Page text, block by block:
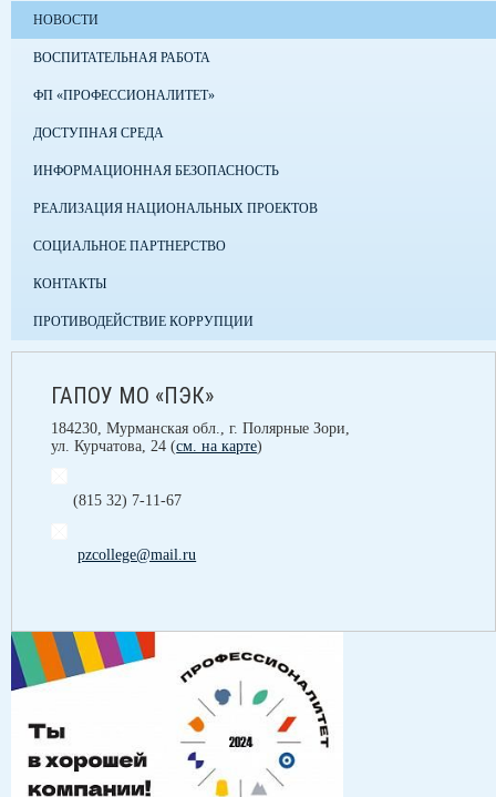
НОВОСТИ
ВОСПИТАТЕЛЬНАЯ РАБОТА
ФП «ПРОФЕССИОНАЛИТЕТ»
ДОСТУПНАЯ СРЕДА
ИНФОРМАЦИОННАЯ БЕЗОПАСНОСТЬ
РЕАЛИЗАЦИЯ НАЦИОНАЛЬНЫХ ПРОЕКТОВ
СОЦИАЛЬНОЕ ПАРТНЕРСТВО
КОНТАКТЫ
ПРОТИВОДЕЙСТВИЕ КОРРУПЦИИ
ГАПОУ МО «ПЭК»
184230, Мурманская обл., г. Полярные Зори,
ул. Курчатова, 24 (см. на карте)
(815 32) 7-11-67
pzcollege@mail.ru